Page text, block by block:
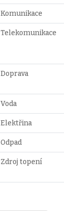
Komunikace
Telekomunikace
Doprava
Voda
Elektřina
Odpad
Zdroj topení